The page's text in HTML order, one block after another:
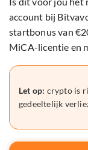
account bij
startbonus van
MiCA-licentie en
Let op: crypto is
gedeeltelijk